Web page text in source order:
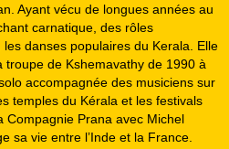
Ayant vécu de longues années au
carnatique, des rôles
les danses populaires du Kerala. Elle
troupe de Kshemavathy de 1990 à
accompagnée des musiciens sur
temples du Kérala et les festivals
Compagnie Prana avec Michel
sa vie entre l’Inde et la France.